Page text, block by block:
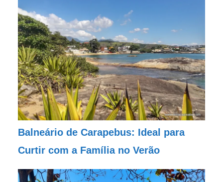
Balneário de Carapebus: Ideal para
Curtir com a Família no Verão